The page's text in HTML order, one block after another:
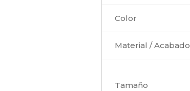
Color
Material / Acabado
Tamaño